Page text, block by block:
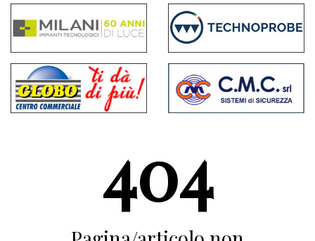
commenti
Contenuti
del
sito
404